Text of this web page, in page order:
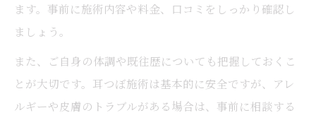
ます。事前に施術内容や料金、口コミをしっかり確認し
ましょう。
また、ご自身の体調や既往歴についても把握しておくこ
とが大切です。耳つぼ施術は基本的に安全ですが、アレ
ルギーや皮膚のトラブルがある場合は、事前に相談する